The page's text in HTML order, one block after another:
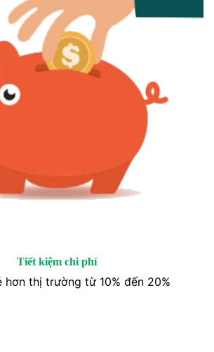
Tiết kiệm chi phí
hơn thị trường từ 10% đến 20%